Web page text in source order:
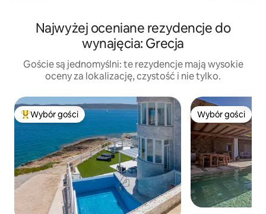
Najwyżej oceniane rezydencje do
wynajęcia: Grecja
Goście są jednomyślni: te rezydencje mają wysokie
oceny za lokalizację, czystość i nie tylko.
Najpopularniejsze z kategorii Wybór gości
Wybór gości Wybór gości
Wybór gości